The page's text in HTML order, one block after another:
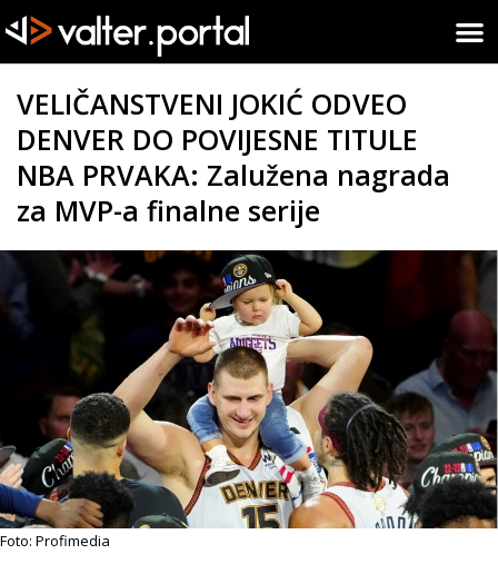
VELIČANSTVENI JOKIĆ ODVEO
DENVER DO POVIJESNE TITULE
NBA PRVAKA: Zalužena nagrada
za MVP-a finalne serije
Foto: Profimedia